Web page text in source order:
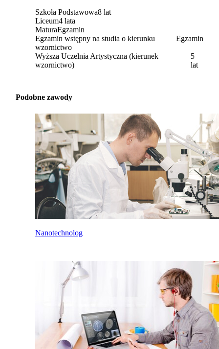
Szkoła Podstawowa8 lat
Liceum4 lata
MaturaEgzamin
Egzamin wstępny na studia o kierunku
wzornictwo
Egzamin
Wyższa Uczelnia Artystyczna (kierunek
wzornictwo)
5
lat
Podobne zawody
Nanotechnolog